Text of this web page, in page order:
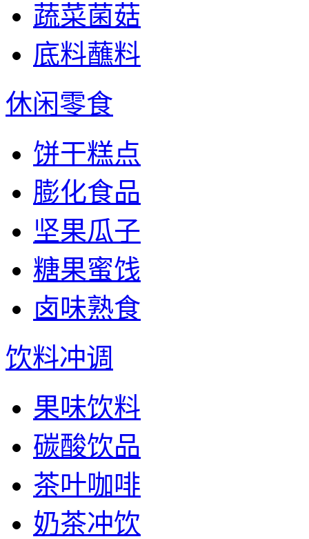
蔬菜菌菇
底料蘸料
休闲零食
饼干糕点
膨化食品
坚果瓜子
糖果蜜饯
卤味熟食
饮料冲调
果味饮料
碳酸饮品
茶叶咖啡
奶茶冲饮